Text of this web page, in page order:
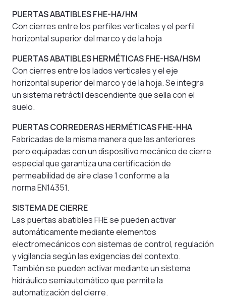
PUERTAS ABATIBLES FHE-HA/HM
Con cierres entre los perfiles verticales y el perfil
horizontal superior del marco y de la hoja
PUERTAS ABATIBLES HERMÉTICAS FHE-HSA/HSM
Con cierres entre los lados verticales y el eje
horizontal superior del marco y de la hoja. Se integra
un sistema retráctil descendiente que sella con el
suelo.
PUERTAS CORREDERAS HERMÉTICAS FHE-HHA
Fabricadas de la misma manera que las anteriores
pero equipadas con un dispositivo mecánico de cierre
especial que garantiza una certificación de
permeabilidad de aire clase 1 conforme a la
norma EN14351.
SISTEMA DE CIERRE
Las puertas abatibles FHE se pueden activar
automáticamente mediante elementos
electromecánicos con sistemas de control, regulación
y vigilancia según las exigencias del contexto.
También se pueden activar mediante un sistema
hidráulico semiautomático que permite la
automatización del cierre.